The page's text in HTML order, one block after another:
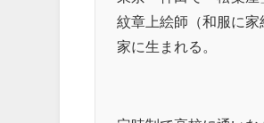
紋章上絵師（和服に
家に生まれる。